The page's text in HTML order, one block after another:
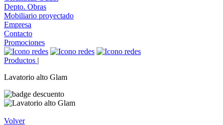
Depto. Obras
Mobiliario proyectado
Empresa
Contacto
Promociones
Productos |
Lavatorio alto Glam
Volver